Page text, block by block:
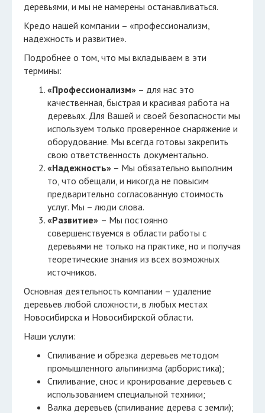
деревьями, и мы не намерены останавливаться.
Кредо нашей компании – «профессионализм,
надежность и развитие».
Подробнее о том, что мы вкладываем в эти
термины:
«Профессионализм» – для нас это
качественная, быстрая и красивая работа на
деревьях. Для Вашей и своей безопасности мы
используем только проверенное снаряжение и
оборудование. Мы всегда готовы закрепить
свою ответственность документально.
«Надежность» – Мы обязательно выполним
то, что обещали, и никогда не повысим
предварительно согласованную стоимость
услуг. Мы – люди слова.
«Развитие» – Мы постоянно
совершенствуемся в области работы с
деревьями не только на практике, но и получая
теоретические знания из всех возможных
источников.
Основная деятельность компании – удаление
деревьев любой сложности, в любых местах
Новосибирска и Новосибирской области.
Наши услуги:
Спиливание и обрезка деревьев методом
промышленного альпинизма (арбористика);
Спиливание, снос и кронирование деревьев с
использованием специальной техники;
Валка деревьев (спиливание дерева с земли);